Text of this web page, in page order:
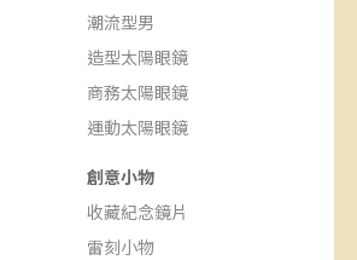
潮流型男
造型太陽眼鏡
商務太陽眼鏡
運動太陽眼鏡
創意小物
收藏紀念鏡片
雷刻小物